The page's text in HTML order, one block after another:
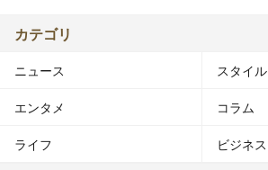
カテゴリ
ニュース スタイル
エンタメ コラム
ライフ ビジネス